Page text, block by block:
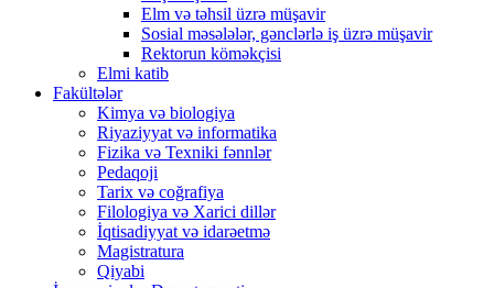
Elm və təhsil üzrə müşavir
Sosial məsələlər, gənclərlə iş üzrə müşavir
Rektorun köməkçisi
Elmi katib
Fakültələr
Kimya və biologiya
Riyaziyyat və informatika
Fizika və Texniki fənnlər
Pedaqoji
Tarix və coğrafiya
Filologiya və Xarici dillər
İqtisadiyyat və idarəetmə
Magistratura
Qiyabi